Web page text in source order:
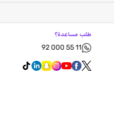
طلب مساعدة؟
92 000 55 11